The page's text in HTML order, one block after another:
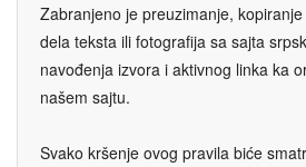
Zabranjeno je preuzimanje,
dela teksta ili fotografija sa sajta
navođenja izvora i aktivnog linka ka
našem sajtu.
Svako kršenje ovog pravila biće